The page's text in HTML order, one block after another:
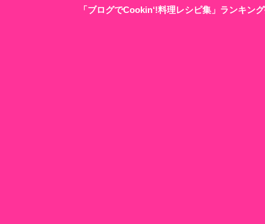
「ブログでCookin‘!料理レシピ集」ランキン